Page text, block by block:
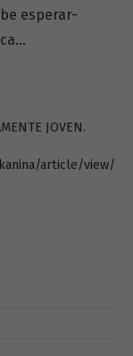
JOVEN.
article/view/
esperar-